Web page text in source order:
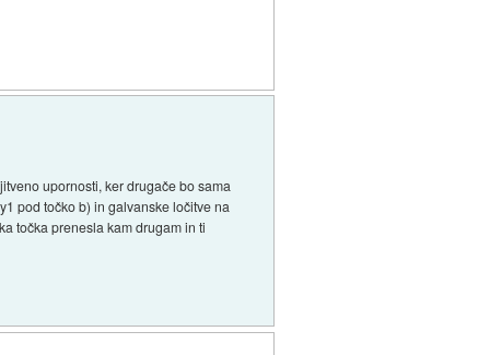
upornosti, ker drugače bo sama
pod točko b) in galvanske ločitve na
točka prenesla kam drugam in ti